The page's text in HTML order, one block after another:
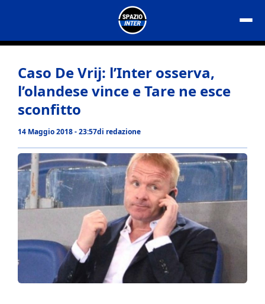
contenuto
Caso De Vrij: l’Inter osserva,
l’olandese vince e Tare ne esce
sconfitto
14 Maggio 2018 - 23:57di redazione